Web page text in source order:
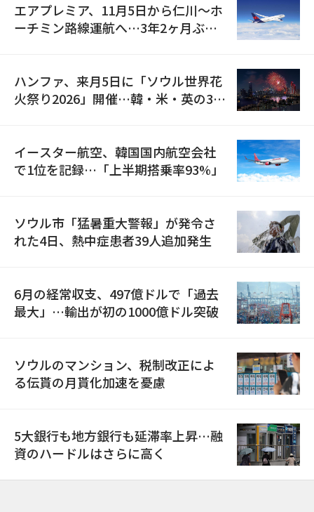
エアプレミア、11月5日から仁川〜ホ
ーチミン路線運航へ…3年2ヶ月ぶり
ハンファ、来月5日に「ソウル世界花
火祭り2026」開催…韓・米・英の3カ
イースター航空、韓国国内航空会社
で1位を記録…「上半期搭乗率93%」
ソウル市「猛暑重大警報」が発令さ
れた4日、熱中症患者39人追加発生
6月の経常収支、497億ドルで「過去
最大」…輸出が初の1000億ドル突破
ソウルのマンション、税制改正によ
る伝貰の月貰化加速を憂慮
5大銀行も地方銀行も延滞率上昇…融
資のハードルはさらに高く